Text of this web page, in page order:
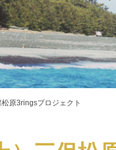
原3ringsプロジェクト